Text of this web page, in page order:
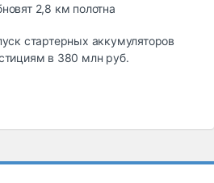
2,8 км полотна
стартерных аккумуляторов
в 380 млн руб.